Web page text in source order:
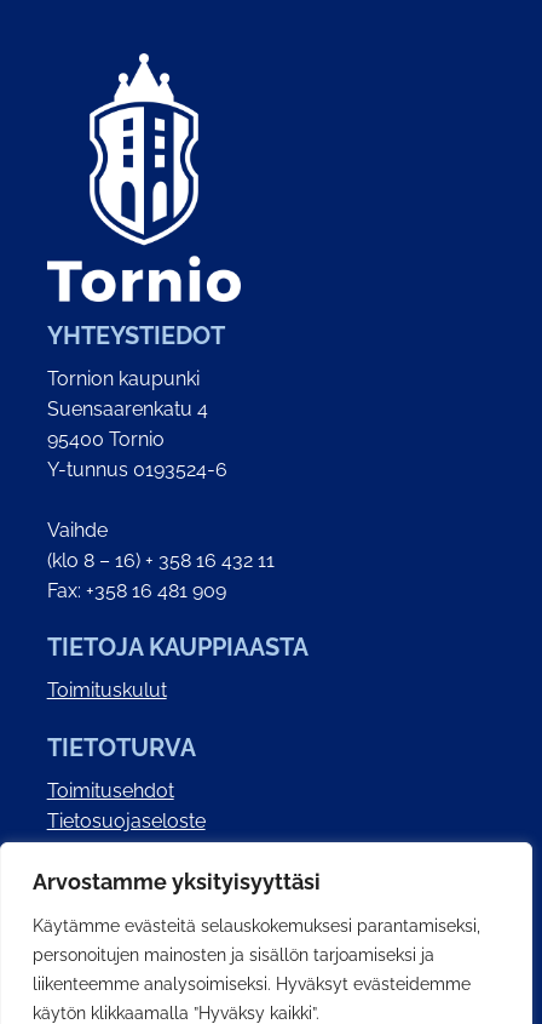
Arvostamme yksityisyyttäsi
Käytämme evästeitä selauskokemuksesi parantamiseksi,
personoitujen mainosten ja sisällön tarjoamiseksi ja
liikenteemme analysoimiseksi. Hyväksyt evästeidemme
käytön klikkaamalla ”Hyväksy kaikki”.
YHTEYSTIEDOT
Tornion kaupunki
Suensaarenkatu 4
95400 Tornio
Y-tunnus 0193524-6
Vaihde
(klo 8 – 16) + 358 16 432 11
Fax: +358 16 481 909
TIETOJA KAUPPIAASTA
Toimituskulut
TIETOTURVA
Toimitusehdot
Tietosuojaseloste